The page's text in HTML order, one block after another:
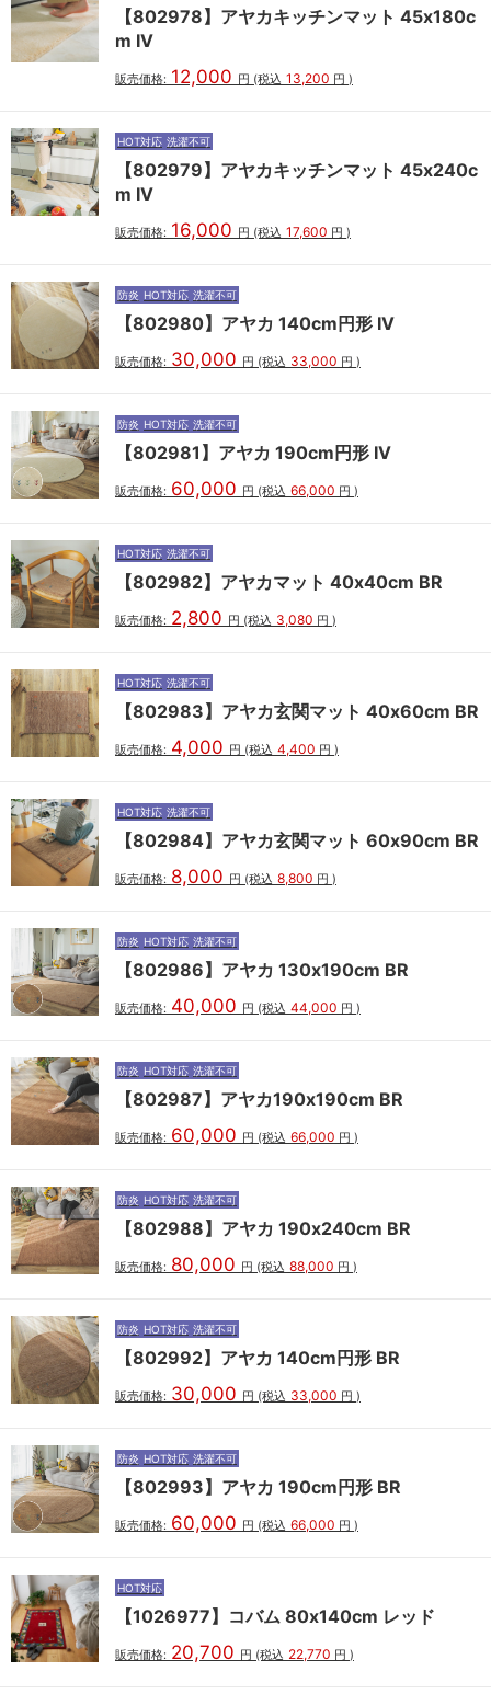
【802978】アヤカキッチンマット 45x180c
m IV
販売価格: 12,000 円 (税込 13,200 円 )
HOT対応 洗濯不可
【802979】アヤカキッチンマット 45x240c
m IV
販売価格: 16,000 円 (税込 17,600 円 )
防炎 HOT対応 洗濯不可
【802980】アヤカ 140cm円形 IV
販売価格: 30,000 円 (税込 33,000 円 )
防炎 HOT対応 洗濯不可
【802981】アヤカ 190cm円形 IV
販売価格: 60,000 円 (税込 66,000 円 )
HOT対応 洗濯不可
【802982】アヤカマット 40x40cm BR
販売価格: 2,800 円 (税込 3,080 円 )
HOT対応 洗濯不可
【802983】アヤカ玄関マット 40x60cm BR
販売価格: 4,000 円 (税込 4,400 円 )
HOT対応 洗濯不可
【802984】アヤカ玄関マット 60x90cm BR
販売価格: 8,000 円 (税込 8,800 円 )
防炎 HOT対応 洗濯不可
【802986】アヤカ 130x190cm BR
販売価格: 40,000 円 (税込 44,000 円 )
防炎 HOT対応 洗濯不可
【802987】アヤカ190x190cm BR
販売価格: 60,000 円 (税込 66,000 円 )
防炎 HOT対応 洗濯不可
【802988】アヤカ 190x240cm BR
販売価格: 80,000 円 (税込 88,000 円 )
防炎 HOT対応 洗濯不可
【802992】アヤカ 140cm円形 BR
販売価格: 30,000 円 (税込 33,000 円 )
防炎 HOT対応 洗濯不可
【802993】アヤカ 190cm円形 BR
販売価格: 60,000 円 (税込 66,000 円 )
HOT対応
【1026977】コバム 80x140cm レッド
販売価格: 20,700 円 (税込 22,770 円 )